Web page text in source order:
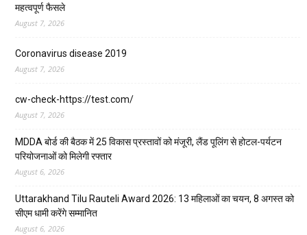
महत्वपूर्ण फैसले
August 7, 2026
Coronavirus disease 2019
August 7, 2026
cw-check-https://test.com/
August 7, 2026
MDDA बोर्ड की बैठक में 25 विकास प्रस्तावों को मंजूरी, लैंड पूलिंग से होटल-पर्यटन
परियोजनाओं को मिलेगी रफ्तार
August 6, 2026
Uttarakhand Tilu Rauteli Award 2026: 13 महिलाओं का चयन, 8 अगस्त को
सीएम धामी करेंगे सम्मानित
August 6, 2026